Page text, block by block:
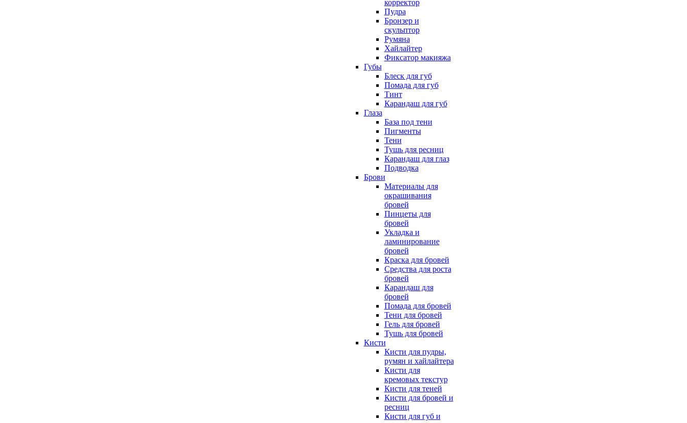
корректор
Пудра
Бронзер и
скульптор
Румяна
Хайлайтер
Фиксатор макияжа
Губы
Блеск для губ
Помада для губ
Тинт
Карандаш для губ
Глаза
База под тени
Пигменты
Тени
Тушь для ресниц
Карандаш для глаз
Подводка
Брови
Материалы для
окрашивания
бровей
Пинцеты для
бровей
Укладка и
ламинирование
бровей
Краска для бровей
Средства для роста
бровей
Карандаш для
бровей
Помада для бровей
Тени для бровей
Гель для бровей
Тушь для бровей
Кисти
Кисти для пудры,
румян и хайлайтера
Кисти для
кремовых текстур
Кисти для теней
Кисти для бровей и
ресниц
Кисти для губ и